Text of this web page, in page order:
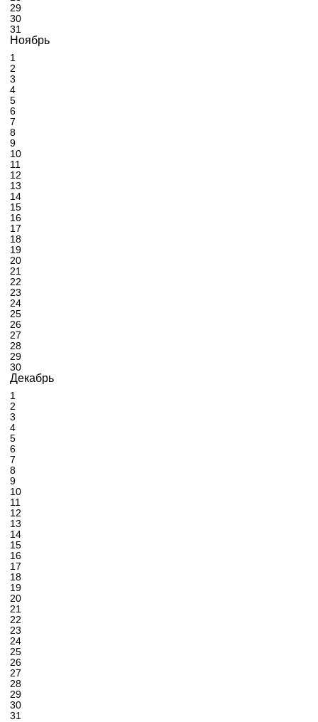
29
30
31
Ноябрь
1
2
3
4
5
6
7
8
9
10
11
12
13
14
15
16
17
18
19
20
21
22
23
24
25
26
27
28
29
30
Декабрь
1
2
3
4
5
6
7
8
9
10
11
12
13
14
15
16
17
18
19
20
21
22
23
24
25
26
27
28
29
30
31